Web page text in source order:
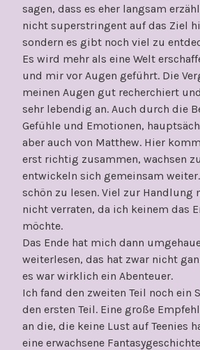
sagen, dass es eher langsam
nicht superstringent auf das Ziel
sondern es gibt noch viel zu
Es wird mehr als eine Welt
und mir vor Augen geführt. Die
meinen Augen gut recherchiert
sehr lebendig an. Auch durch die
Gefühle und Emotionen,
aber auch von Matthew. Hier
erst richtig zusammen, wachsen
entwickeln sich gemeinsam
schön zu lesen. Viel zur Handlung
nicht verraten, da ich keinem das
möchte.
Das Ende hat mich dann
weiterlesen, das hat zwar nicht
es war wirklich ein Abenteuer.
Ich fand den zweiten Teil noch ein
den ersten Teil. Eine große
an die, die keine Lust auf Teenies
eine erwachsene